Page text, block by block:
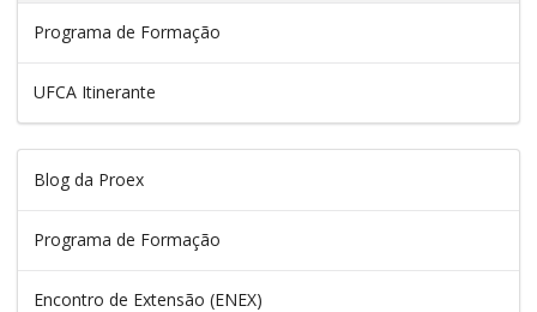
Programa de Formação
UFCA Itinerante
Blog da Proex
Programa de Formação
Encontro de Extensão (ENEX)